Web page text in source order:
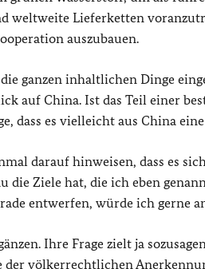
weltweite Lieferketten
auszubauen.
ganzen inhaltlichen Dinge
auf China. Ist das Teil einer
dass es vielleicht aus China
darauf hinweisen, dass es
die Ziele hat, die ich eben
entwerfen, würde ich gerne
Ihre Frage zielt ja
der völkerrechtlichen